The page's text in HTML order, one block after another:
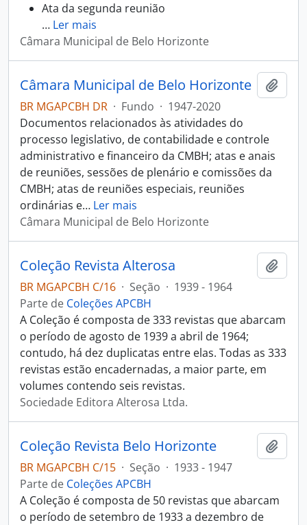
Ata da segunda reunião
… Ler mais
Câmara Municipal de Belo Horizonte
Câmara Municipal de Belo Horizonte
BR MGAPCBH DR · Fundo · 1947-2020
Documentos relacionados às atividades do
processo legislativo, de contabilidade e controle
administrativo e financeiro da CMBH; atas e anais
de reuniões, sessões de plenário e comissões da
CMBH; atas de reuniões especiais, reuniões
ordinárias e… Ler mais
Câmara Municipal de Belo Horizonte
Coleção Revista Alterosa
BR MGAPCBH C/16 · Seção · 1939 - 1964
Parte de Coleções APCBH
A Coleção é composta de 333 revistas que abarcam
o período de agosto de 1939 a abril de 1964;
contudo, há dez duplicatas entre elas. Todas as 333
revistas estão encadernadas, a maior parte, em
volumes contendo seis revistas.
Sociedade Editora Alterosa Ltda.
Coleção Revista Belo Horizonte
BR MGAPCBH C/15 · Seção · 1933 - 1947
Parte de Coleções APCBH
A Coleção é composta de 50 revistas que abarcam
o período de setembro de 1933 a dezembro de